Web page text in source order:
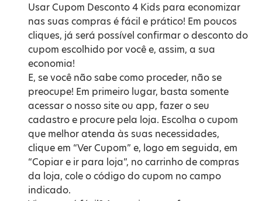
Usar Cupom Desconto 4 Kids para economizar
nas suas compras é fácil e prático! Em poucos
cliques, já será possível confirmar o desconto do
cupom escolhido por você e, assim, a sua
economia!
E, se você não sabe como proceder, não se
preocupe! Em primeiro lugar, basta somente
acessar o nosso site ou app, fazer o seu
cadastro e procure pela loja. Escolha o cupom
que melhor atenda às suas necessidades,
clique em “Ver Cupom” e, logo em seguida, em
“Copiar e ir para loja”, no carrinho de compras
da loja, cole o código do cupom no campo
indicado.